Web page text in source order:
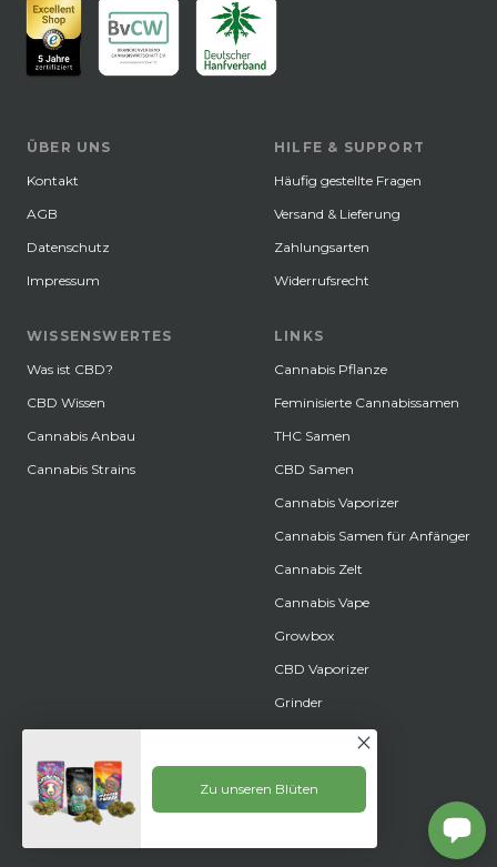
ÜBER UNS
Kontakt
AGB
Datenschutz
Impressum
WISSENSWERTES
Was ist CBD?
CBD Wissen
Cannabis Anbau
Cannabis Strains
HILFE & SUPPORT
Häufig gestellte Fragen
Versand & Lieferung
Zahlungsarten
Widerrufsrecht
LINKS
Cannabis Pflanze
Feminisierte Cannabissamen
THC Samen
CBD Samen
Cannabis Vaporizer
Cannabis Samen für Anfänger
Cannabis Zelt
Cannabis Vape
Growbox
CBD Vaporizer
Grinder
Zu unseren Blüten